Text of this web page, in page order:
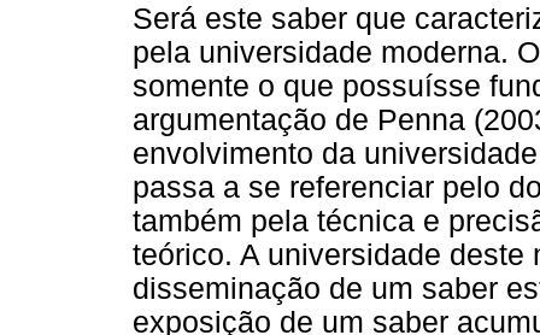
Será este saber que
pela universidade moderna.
somente o que possuísse
argumentação de Penna
envolvimento da
passa a se referenciar pelo
também pela técnica e
teórico. A universidade deste
disseminação de um saber
exposição de um saber